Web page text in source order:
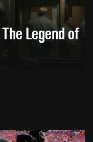
Legend of